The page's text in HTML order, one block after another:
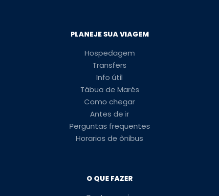
PLANEJE SUA VIAGEM
Hospedagem
Transfers
Info útil
Tábua de Marés
Como chegar
Antes de ir
Perguntas frequentes
Horarios de ônibus
O QUE FAZER